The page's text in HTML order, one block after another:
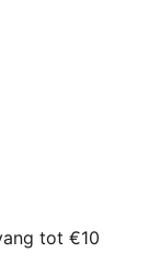
tot €10